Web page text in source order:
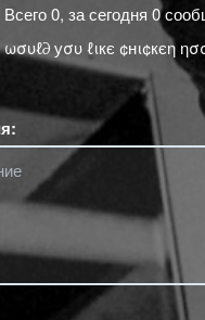
Всего 0, за сегодня 0
ωσυℓ∂ уσυ ℓιкє ¢нι¢кєη